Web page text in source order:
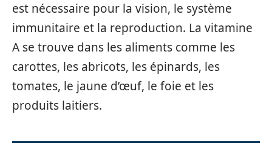
est nécessaire pour la vision, le système
immunitaire et la reproduction. La vitamine
A se trouve dans les aliments comme les
carottes, les abricots, les épinards, les
tomates, le jaune d’œuf, le foie et les
produits laitiers.